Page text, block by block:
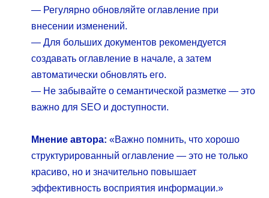
— Регулярно обновляйте оглавление при
внесении изменений.
— Для больших документов рекомендуется
создавать оглавление в начале, а затем
автоматически обновлять его.
— Не забывайте о семантической разметке — это
важно для SEO и доступности.
Мнение автора: «Важно помнить, что хорошо
структурированный оглавление — это не только
красиво, но и значительно повышает
эффективность восприятия информации.»